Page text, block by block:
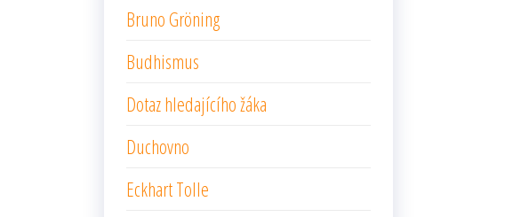
Bruno Gröning
Budhismus
Dotaz hledajícího žáka
Duchovno
Eckhart Tolle